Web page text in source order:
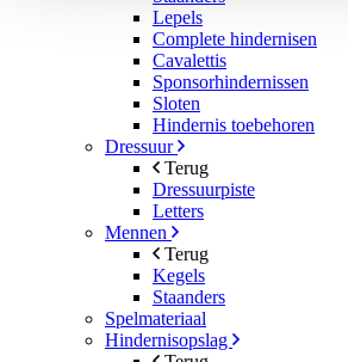
Lepels
Complete hindernisen
Cavalettis
Sponsorhindernissen
Sloten
Hindernis toebehoren
Dressuur
Terug
Dressuurpiste
Letters
Mennen
Terug
Kegels
Staanders
Spelmateriaal
Hindernisopslag